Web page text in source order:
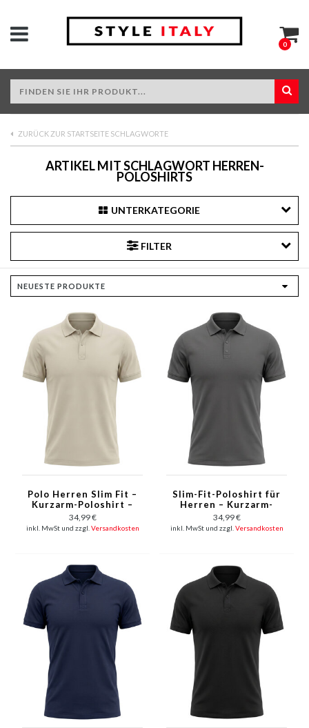
0
ZURÜCK ZUR STARTSEITE SCHLAGWORTE
ARTIKEL MIT SCHLAGWORT HERREN-
POLOSHIRTS
UNTERKATEGORIE
FILTER
Polo Herren Slim Fit –
Kurzarm-Poloshirt –
A150-23 – Beige
34,99 €
inkl. MwSt und zzgl. Versandkosten
Slim-Fit-Poloshirt für
Herren – Kurzarm-
Poloshirt für Herren –
A150-8 – Grau
34,99 €
inkl. MwSt und zzgl. Versandkosten